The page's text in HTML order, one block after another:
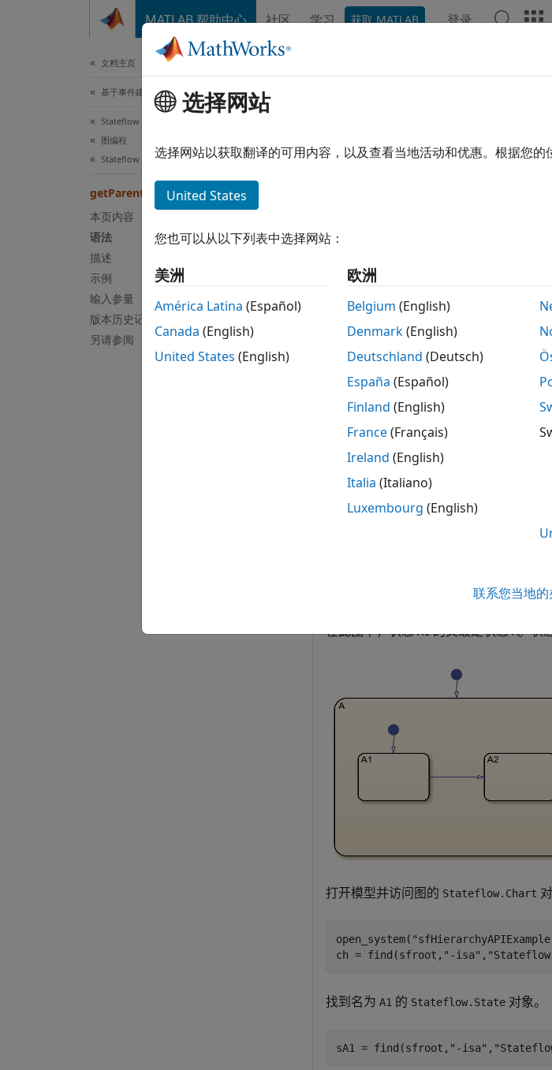
MATLAB 帮助中心 社区 学习 获取 MATLAB 登录
文档主页
基于事件建模
Stateflow
图编程
Stateflow 编程接口
getParent
本页内容
语法
描述
示例
输入参量
版本历史记录
另请参阅
标识对象的父级
parent = getParent(object)
说明
object 返回 Stateflow
一个对象的父级。
示例
全部折叠
标识状态的父级
在此图中，状态A1的父级是状态A。状
打开模型并访问图的 Stateflow.Chart
open_system(
ch = find(sfroot, "-isa" ,
找到名为 A1 的 Stateflow.State 对象。
sA1 = find(sfroot, "-isa" ,
选择网站
选择网站以获取翻译的可用内容，以及查看当地活动和优惠。根据您的
United States
您也可以从以下列表中选择网站：
美洲
América Latina (Español)
Canada (English)
United States (English)
欧洲
Belgium (English)
Denmark(English)
Deutschland (Deutsch)
España (Español)
Finland (English)
France(Français)
Ireland (English)
Italia (Italiano)
Luxembourg (English)
联系您当地的